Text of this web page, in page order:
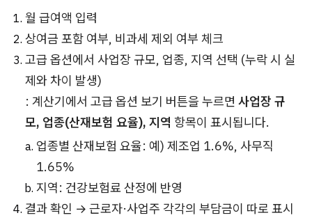
월 급여액 입력
상여금 포함 여부, 비과세 제외 여부 체크
고급 옵션에서 사업장 규모, 업종, 지역 선택 (누락 시 실
제와 차이 발생)
: 계산기에서 고급 옵션 보기 버튼을 누르면 사업장 규
모, 업종(산재보험 요율), 지역 항목이 표시됩니다.
업종별 산재보험 요율: 예) 제조업 1.6%, 사무직
1.65%
지역: 건강보험료 산정에 반영
결과 확인 → 근로자·사업주 각각의 부담금이 따로 표시